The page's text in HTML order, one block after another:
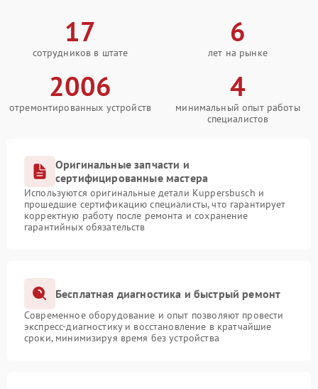
17
сотрудников в штате
6
лет на рынке
2006
отремонтированных устройств
4
минимальный опыт работы
специалистов
Оригинальные запчасти и
сертифицированные мастера
Используются оригинальные детали Kuppersbusch и
прошедшие сертификацию специалисты, что гарантирует
корректную работу после ремонта и сохранение
гарантийных обязательств
Бесплатная диагностика и быстрый ремонт
Современное оборудование и опыт позволяют провести
экспресс-диагностику и восстановление в кратчайшие
сроки, минимизируя время без устройства